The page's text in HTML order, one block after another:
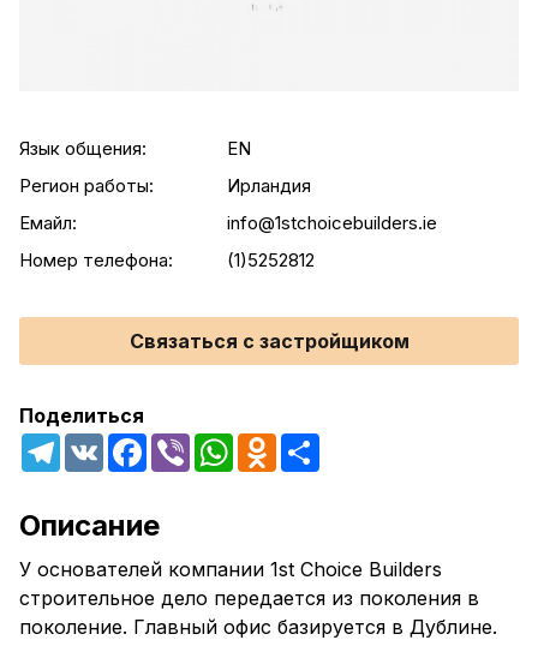
Язык общения:
EN
Регион работы:
Ирландия
Емайл:
info@1stchoicebuilders.ie
Номер телефона:
(1)5252812
Связаться с застройщиком
Поделиться
Telegram
VK Facebook
Viber WhatsAppOdnoklassniki
Описание
У основателей компании 1st Choice Builders
строительное дело передается из поколения в
поколение. Главный офис базируется в Дублине.